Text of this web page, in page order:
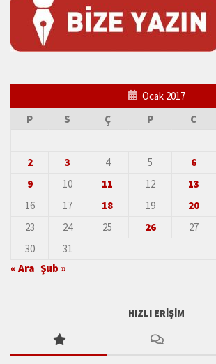
Ocak 2017
P
S Ç P C
2
3 4 5 6
9
10 11 12 13
16
17 18 19 20
23
24 25 26 27
30
31
« Ara Şub »
HIZLI ERIŞIM